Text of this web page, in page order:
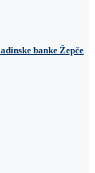
banke Žepče